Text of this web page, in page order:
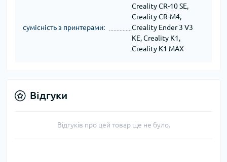
сумісність з принтерами:
Creality CR-10 SE,
Creality CR-M4,
Creality Ender 3 V3
KE, Creality K1,
Creality K1 MAX
Відгуки
Відгуків про цей товар ще не було.